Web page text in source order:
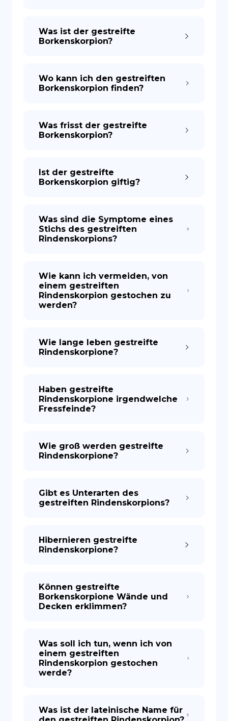
Was ist der gestreifte
Borkenskorpion?
Wo kann ich den gestreiften
Borkenskorpion finden?
Was frisst der gestreifte
Borkenskorpion?
Ist der gestreifte
Borkenskorpion giftig?
Was sind die Symptome eines
Stichs des gestreiften
Rindenskorpions?
Wie kann ich vermeiden, von
einem gestreiften
Rindenskorpion gestochen zu
werden?
Wie lange leben gestreifte
Rindenskorpione?
Haben gestreifte
Rindenskorpione irgendwelche
Fressfeinde?
Wie groß werden gestreifte
Rindenskorpione?
Gibt es Unterarten des
gestreiften Rindenskorpions?
Hibernieren gestreifte
Rindenskorpione?
Können gestreifte
Borkenskorpione Wände und
Decken erklimmen?
Was soll ich tun, wenn ich von
einem gestreiften
Rindenskorpion gestochen
werde?
Was ist der lateinische Name für